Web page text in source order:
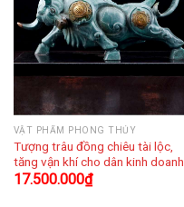
VẬT PHẨM PHONG THỦY
Tượng trâu đồng chiêu tài lộc,
tăng vận khí cho dân kinh doanh
17.500.000₫